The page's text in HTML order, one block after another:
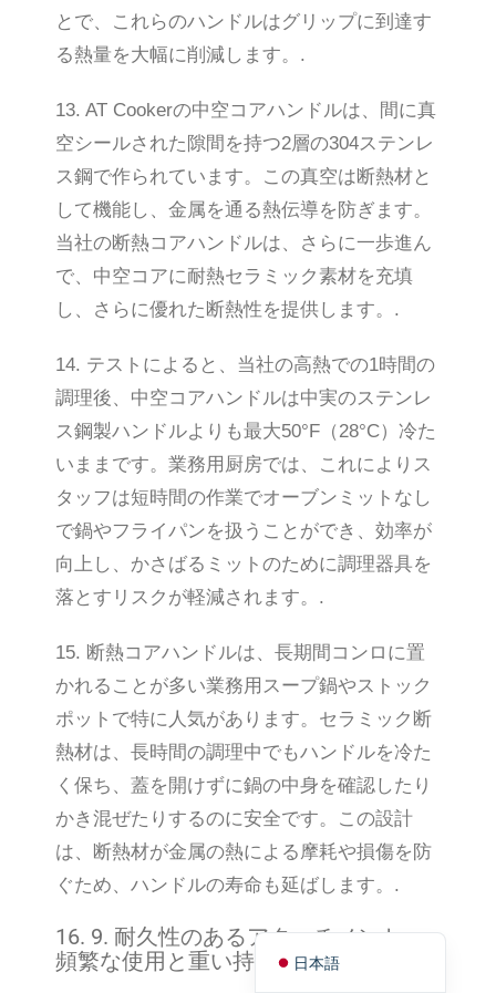
とで、これらのハンドルはグリップに到達す
る熱量を大幅に削減します。.
13. AT Cookerの中空コアハンドルは、間に真
空シールされた隙間を持つ2層の304ステンレ
ス鋼で作られています。この真空は断熱材と
して機能し、金属を通る熱伝導を防ぎます。
当社の断熱コアハンドルは、さらに一歩進ん
で、中空コアに耐熱セラミック素材を充填
し、さらに優れた断熱性を提供します。.
14. テストによると、当社の高熱での1時間の
調理後、中空コアハンドルは中実のステンレ
ス鋼製ハンドルよりも最大50°F（28°C）冷た
いままです。業務用厨房では、これによりス
タッフは短時間の作業でオーブンミットなし
で鍋やフライパンを扱うことができ、効率が
向上し、かさばるミットのために調理器具を
落とすリスクが軽減されます。.
15. 断熱コアハンドルは、長期間コンロに置
かれることが多い業務用スープ鍋やストック
ポットで特に人気があります。セラミック断
熱材は、長時間の調理中でもハンドルを冷た
く保ち、蓋を開けずに鍋の中身を確認したり
かき混ぜたりするのに安全です。この設計
は、断熱材が金属の熱による摩耗や損傷を防
ぐため、ハンドルの寿命も延ばします。.
16. 9. 耐久性のあるアタッチメント：
頻繁な使用と重い持ち上げに耐える
日本語
English
Español
Français
Português
Русский
العربية
简体中文
Tagalog
Қазақ тілі
Кыргызча
Turkmen
Українська
Română
Polski
Magyar